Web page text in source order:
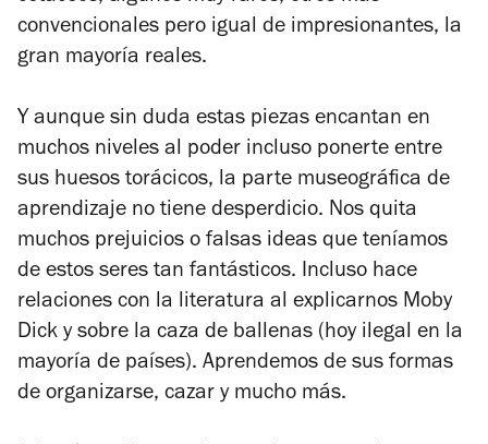
convencionales pero igual de impresionantes, la
gran mayoría reales.
Y aunque sin duda estas piezas encantan en
muchos niveles al poder incluso ponerte entre
sus huesos torácicos, la parte museográfica de
aprendizaje no tiene desperdicio. Nos quita
muchos prejuicios o falsas ideas que teníamos
de estos seres tan fantásticos. Incluso hace
relaciones con la literatura al explicarnos Moby
Dick y sobre la caza de ballenas (hoy ilegal en la
mayoría de países). Aprendemos de sus formas
de organizarse, cazar y mucho más.